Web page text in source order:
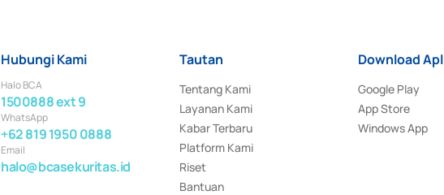
Hubungi Kami
Halo BCA
1500888 ext 9
WhatsApp
+62 819 1950 0888
Email
halo@bcasekuritas.id
Tautan
Tentang Kami
Layanan Kami
Kabar Terbaru
Platform Kami
Riset
Bantuan
Download
Google Play
App Store
Windows App